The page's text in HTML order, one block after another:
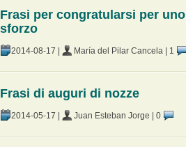
Frasi per congratularsi per uno
sforzo
2014-08-17 María del Pilar Cancela 1
Frasi di auguri di nozze
2014-05-17 Juan Esteban Jorge 0